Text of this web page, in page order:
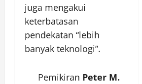
juga mengakui
keterbatasan
pendekatan “lebih
banyak teknologi”.
Pemikiran Peter M.